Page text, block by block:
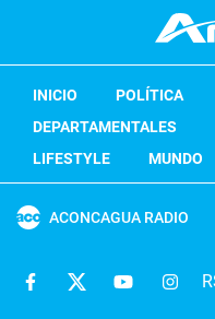
INICIO POLÍTICA
DEPARTAMENTALES
LIFESTYLE
MUNDO
ACONCAGUA RADIO